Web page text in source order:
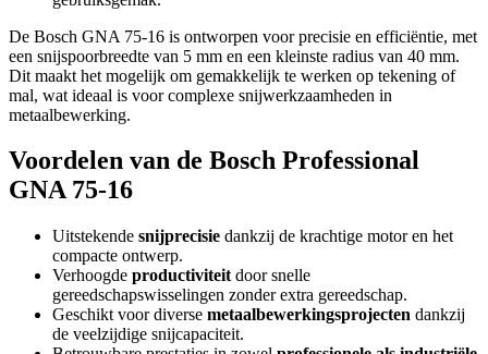
De Bosch GNA 75-16 is ontworpen voor precisie en efficiëntie, met
een snijspoorbreedte van 5 mm en een kleinste radius van 40 mm.
Dit maakt het mogelijk om gemakkelijk te werken op tekening of
mal, wat ideaal is voor complexe snijwerkzaamheden in
metaalbewerking.
Voordelen van de Bosch Professional
GNA 75-16
Uitstekende snijprecisie dankzij de krachtige motor en het
compacte ontwerp.
Verhoogde productiviteit door snelle
gereedschapswisselingen zonder extra gereedschap.
Geschikt voor diverse metaalbewerkingsprojecten dankzij
de veelzijdige snijcapaciteit.